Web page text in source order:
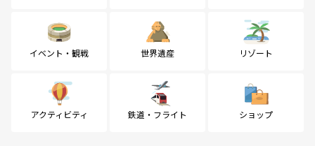
イベント・観戦 世界遺産 リゾート
アクティビティ 鉄道・フライト ショップ